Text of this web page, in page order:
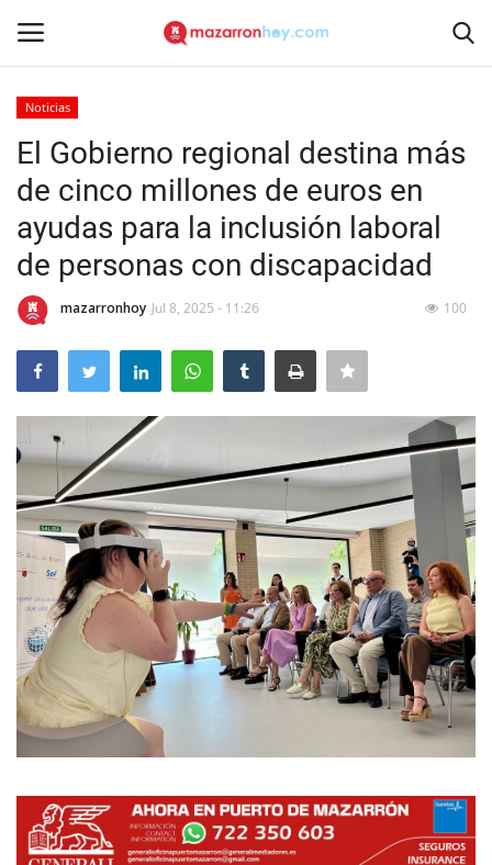
Inicio
Contacto
Noticias
Mazarrón Hoy
Entrevistas
Reportajes
Empresas
Mapa de Mazarrón
Vídeos
Galerías
Contacto
Empresas
Noticias
El Gobierno regional destina más
de cinco millones de euros en
ayudas para la inclusión laboral
de personas con discapacidad
mazarronhoy Jul 8, 2025 - 11:26 100